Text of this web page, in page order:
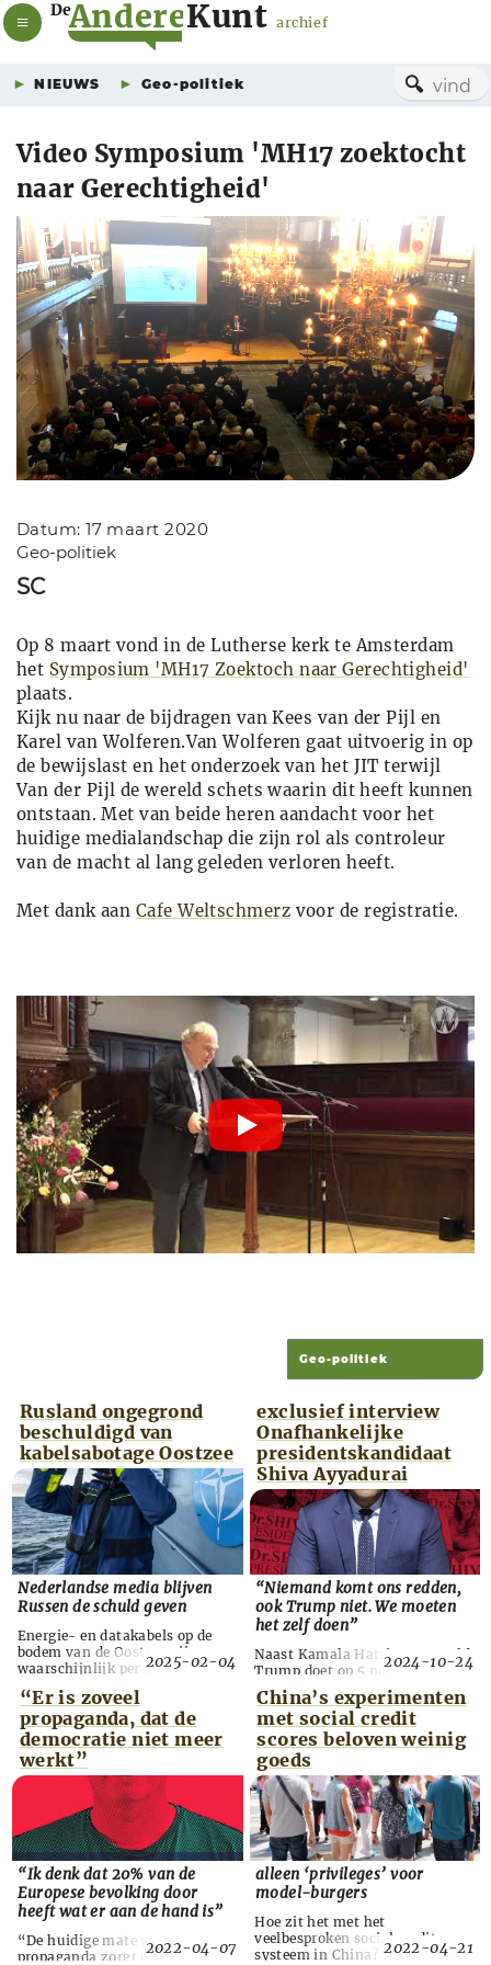
DeAndereKunt archief
NIEUWS Geo-politiek 🔍
Video Symposium 'MH17 zoektocht
naar Gerechtigheid'
Datum: 17 maart 2020
Geo-politiek
SC
Op 8 maart vond in de Lutherse kerk te Amsterdam
het Symposium 'MH17 Zoektoch naar Gerechtigheid'
plaats.
Kijk nu naar de bijdragen van Kees van der Pijl en
Karel van Wolferen.Van Wolferen gaat uitvoerig in op
de bewijslast en het onderzoek van het JIT terwijl
Van der Pijl de wereld schets waarin dit heeft kunnen
ontstaan. Met van beide heren aandacht voor het
huidige medialandschap die zijn rol als controleur
van de macht al lang geleden verloren heeft.
Met dank aan Cafe Weltschmerz voor de registratie.
Rusland ongegrond
beschuldigd van
kabelsabotage Oostzee
Nederlandse media blijven
Russen de schuld geven
Energie- en datakabels op de
bodem van de Oostzee zijn
waarschijnlijk per ongeluk
Russische sabotage is geen
enkele aanwijzing, berichtte
The Washington Post op gezag
van medewerkers van
Amerikaanse en Europese
inlichtingendiensten. Niettemin
is er een hele Navo-zeemacht
opgetuigd om
koopvaardijschepen in de gaten
te houden. De Neder...
2025-02-04
exclusief interview
Onafhankelijke
presidentskandidaat
Shiva Ayyadurai
“Niemand komt ons redden,
ook Trump niet. We moeten
het zelf doen”
Naast Kamala Harris en Donald
Trump doet op 5 november ook
een handvol onafhankelijke
kandidaten mee aan de
presidentsverkiezingen. Zij
kunnen door stemmen weg te
trekken de uitkomst
beïnvloeden. Een kandidaat die
lezers van De Andere Krant
zeker tot de verbeelding spreekt,
is de radicale anti-
establishmentwetenschapper en
activist dr. Shiva Ayyadurai, al
ja...
2024-10-24
“Er is zoveel
propaganda, dat de
democratie niet meer
werkt”
“Ik denk dat 20% van de
Europese bevolking door
heeft wat er aan de hand is”
“De huidige mate van
propaganda zorgt ervoor dat de
2022-04-07
China’s experimenten
met social credit
scores beloven weinig
goeds
alleen ‘privi­leges’ voor
model-burgers
Hoe zit het met het
veelbesproken social credit-
systeem in China? De regering
2022-04-21